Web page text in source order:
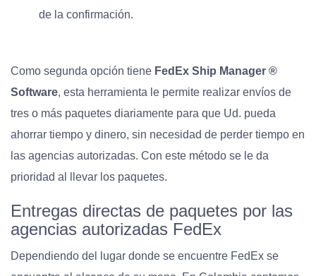
de la confirmación.
Como segunda opción tiene FedEx Ship Manager ®
Software, esta herramienta le permite realizar envíos de
tres o más paquetes diariamente para que Ud. pueda
ahorrar tiempo y dinero, sin necesidad de perder tiempo en
las agencias autorizadas. Con este método se le da
prioridad al llevar los paquetes.
Entregas directas de paquetes por las
agencias autorizadas FedEx
Dependiendo del lugar donde se encuentre FedEx se